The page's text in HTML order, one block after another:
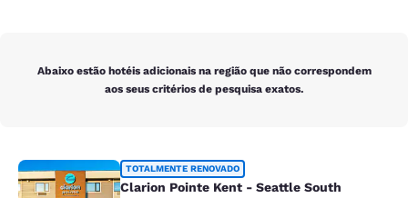
Abaixo estão hotéis adicionais na região que não correspondem
aos seus critérios de pesquisa exatos.
Clarion Pointe Kent - Seattle South
TOTALMENTE RENOVADO
Clarion Pointe Kent - Seattle South